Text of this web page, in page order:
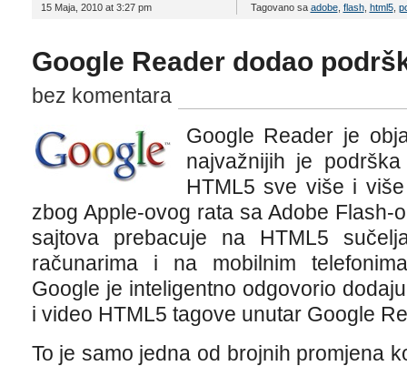
15 Maja, 2010 at 3:27 pm
Tagovano sa adobe, flash, html5,
Google Reader dodao
bez komentara
Google Reader je
najvažnijih je
HTML5 sve više i
zbog Apple-ovog rata sa Adobe
sajtova prebacuje na HTML5
računarima i na mobilnim
Google je inteligentno odgovorio
i video HTML5 tagove unutar Google
To je samo jedna od brojnih promjena